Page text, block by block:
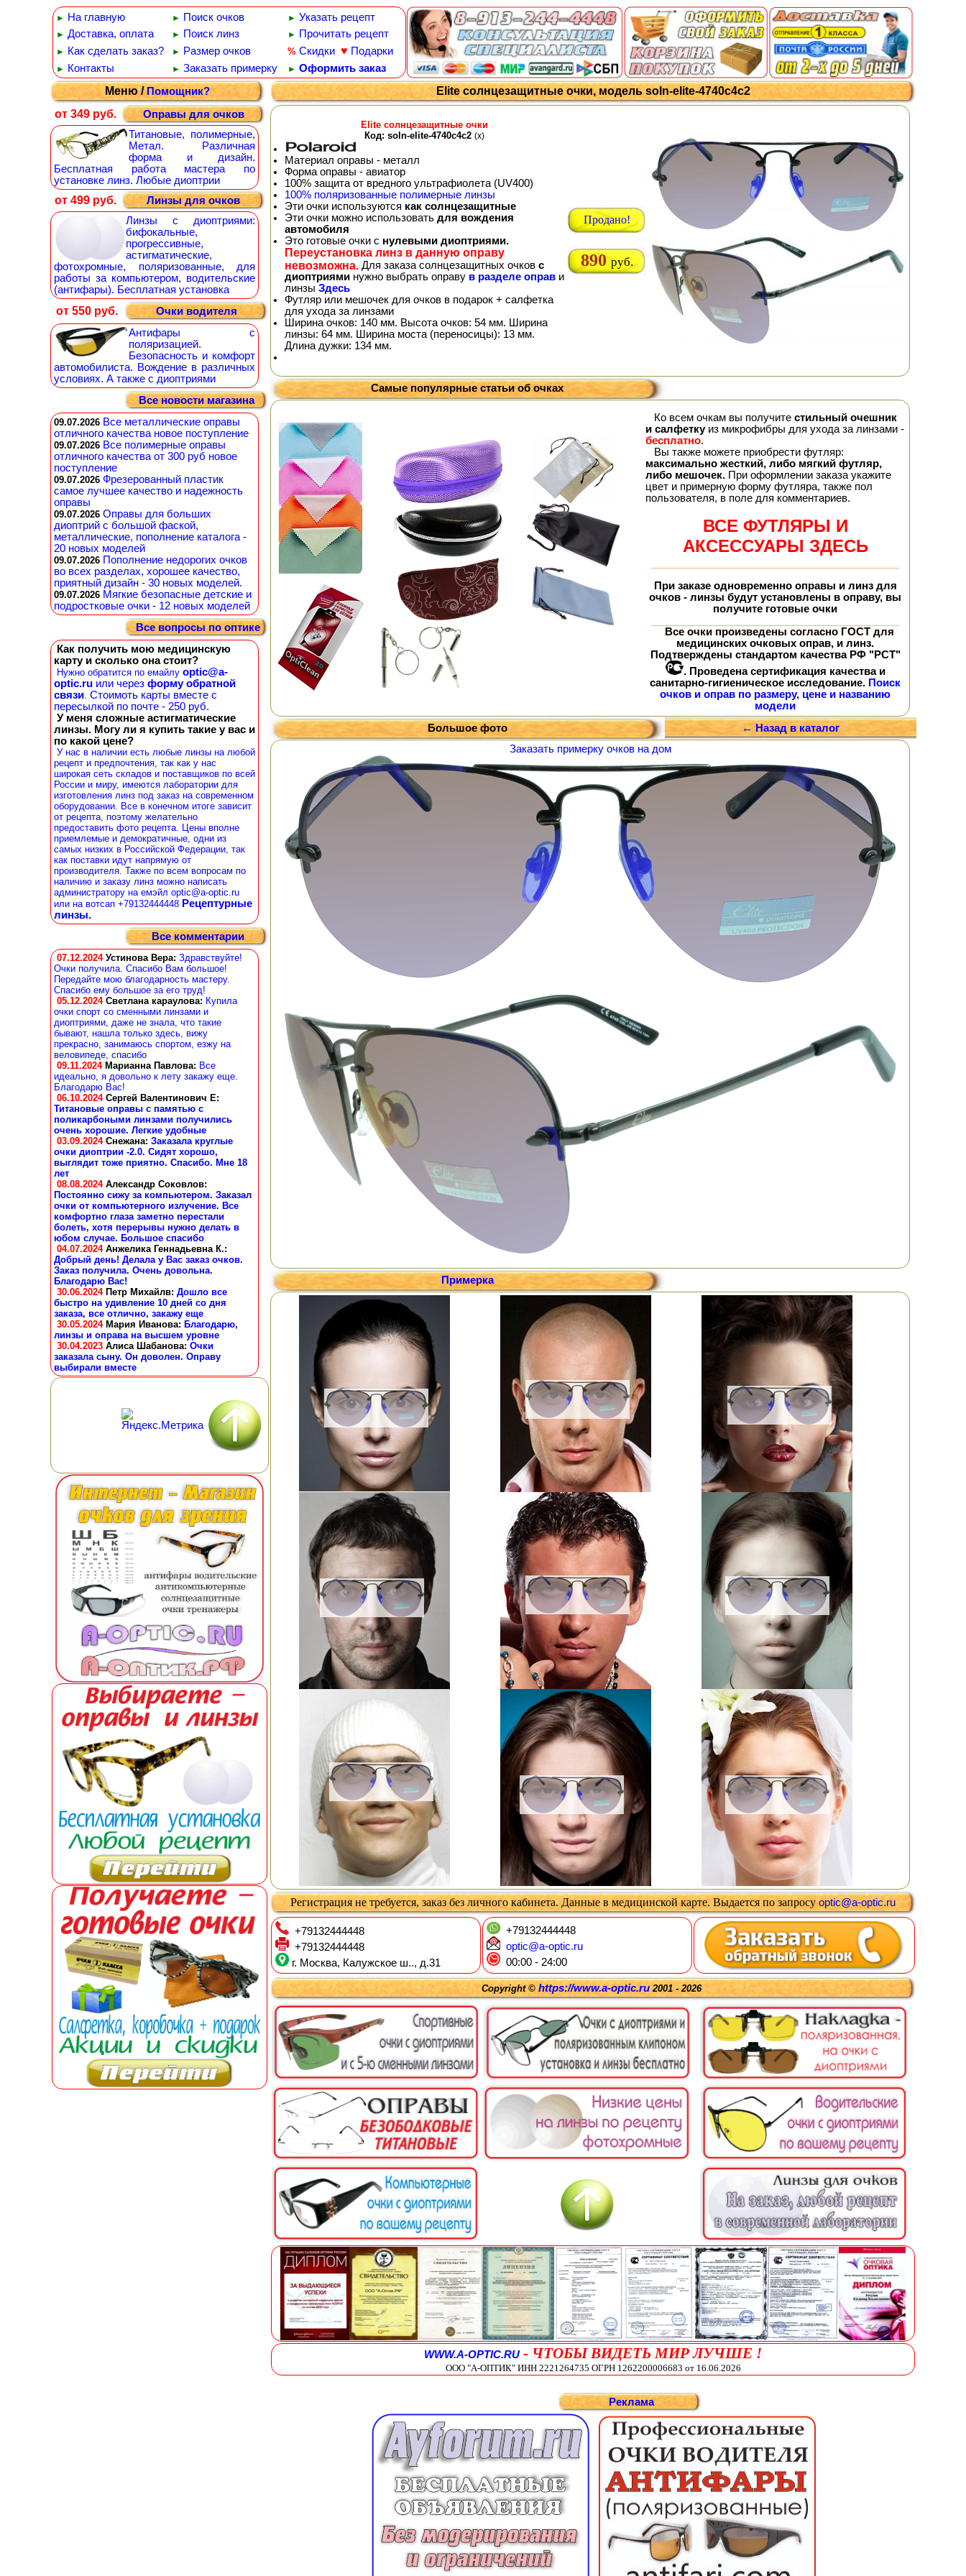
► На главную ► Поиск очков ► Указать рецепт
► Доставка, оплата ► Поиск линз ► Прочитать рецепт
► Как сделать заказ? ► Размер очков % Скидки ♥ Подарки
► Контакты ► Заказать примерку ► Оформить заказ
Меню /Помощник?
от 349 руб.
Оправы для очков
Титановые, полимерные,
Метал. Различная
форма и дизайн.
Бесплатная работа мастера по
установке линз. Любые диоптрии
от 499 руб.
Линзы для очков
Линзы с диоптриями:
бифокальные,
прогрессивные,
астигматические,
фотохромные, поляризованные, для
работы за компьютером, водительские
(антифары). Бесплатная установка
от 550 руб.
Очки водителя
Антифары с
поляризацией.
Безопасность и комфорт
автомобилиста. Вождение в различных
условиях. А также с диоптриями
Все новости магазина
09.07.2026 Все металлические оправы
отличного качества новое поступление
09.07.2026 Все полимерные оправы
отличного качества от 300 руб новое
поступление
09.07.2026 Фрезерованный пластик
самое лучшее качество и надежность
оправы
09.07.2026 Оправы для больших
диоптрий с большой фаской,
металлические, пополнение каталога -
20 новых моделей
09.07.2026 Пополнение недорогих очков
во всех разделах, хорошее качество,
приятный дизайн - 30 новых моделей.
09.07.2026 Мягкие безопасные детские и
подростковые очки - 12 новых моделей
Все вопросы по оптике
Как получить мою медицинскую
карту и сколько она стоит?
Нужно обратится по емайлу optic@a-
optic.ru или через форму обратной
связи. Стоимоть карты вместе с
пересылкой по почте - 250 руб.
У меня сложные астигматические
линзы. Могу ли я купить такие у вас и
по какой цене?
У нас в наличии есть любые линзы на любой
рецепт и предпочтения, так как у нас
широкая сеть складов и поставщиков по всей
России и миру, имеются лаборатории для
изготовления линз под заказ на современном
оборудовании. Все в конечном итоге зависит
от рецепта, поэтому желательно
предоставить фото рецепта. Цены вполне
приемлемые и демократичные, одни из
самых низких в Российской Федерации, так
как поставки идут напрямую от
производителя. Также по всем вопросам по
наличию и заказу линз можно написать
администратору на емэйл optic@a-optic.ru
или на вотсап +79132444448 Рецептурные
линзы.
Все комментарии
07.12.2024 Устинова Вера: Здравствуйте!
Очки получила. Спасибо Вам большое!
Передайте мою благодарность мастеру.
Спасибо ему большое за его труд!
05.12.2024 Светлана караулова: Купила
очки спорт со сменными линзами и
диоптриями, даже не знала, что такие
бывают, нашла только здесь, вижу
прекрасно, занимаюсь спортом, езжу на
веловипеде, спасибо
09.11.2024 Марианна Павлова: Все
идеально, я довольно к лету закажу еще.
Благодарю Вас!
06.10.2024 Сергей Валентинович Е:
Титановые оправы с памятью с
поликарбоными линзами получились
очень хорошие. Легкие удобные
03.09.2024 Снежана: Заказала круглые
очки диоптрии -2.0. Сидят хорошо,
выглядит тоже приятно. Спасибо. Мне 18
лет
08.08.2024 Александр Соковлов:
Постоянно сижу за компьютером. Заказал
очки от компьютерного излучение. Все
комфортно глаза заметно перестали
болеть, хотя перерывы нужно делать в
юбом случае. Большое спасибо
04.07.2024 Анжелика Геннадьевна К.:
Добрый день! Делала у Вас заказ очков.
Заказ получила. Очень довольна.
Благодарю Вас!
30.06.2024 Петр Михайлв: Дошло все
быстро на удивление 10 дней со дня
заказа, все отлично, закажу еще
30.05.2024 Мария Иванова: Благодарю,
линзы и оправа на высшем уровне
30.04.2023 Алиса Шабанова: Очки
заказала сыну. Он доволен. Оправу
выбирали вместе
Elite солнцезащитные очки, модель soln-elite-4740c4c2
Elite солнцезащитные очки
Код: soln-elite-4740c4c2 (x)
Материал оправы - металл
Форма оправы - авиатор
100% защита от вредного ультрафиолета (UV400)
100% поляризованные полимерные линзы
Эти очки используются как солнцезащитные
Эти очки можно использовать для вождения
автомобиля
Это готовые очки с нулевыми диоптриями.
Переустановка линз в данную оправу
невозможна. Для заказа солнцезащитных очков с
диоптриями нужно выбрать оправу в разделе оправ и
линзы Здесь
Футляр или мешочек для очков в подарок + салфетка
для ухода за линзами
Ширина очков: 140 мм. Высота очков: 54 мм. Ширина
линзы: 64 мм. Ширина моста (переносицы): 13 мм.
Длина дужки: 134 мм.
Продано!
890 руб.
Самые популярные статьи об очках
Ко всем очкам вы получите стильный очешник
и салфеткуиз микрофибры для ухода за линзами -
бесплатно.
Вы также можете приобрести футляр:
максимально жесткий, либо мягкий футляр,
либо мешочек. При оформлении заказа укажите
цвет и примерную форму футляра, также пол
пользователя, в поле для комментариев.
ВСЕ ФУТЛЯРЫ И
АКСЕССУАРЫ ЗДЕСЬ
При заказе одновременнооправы и линз для
очков - линзы будут установлены в оправу, вы
получите готовые очки
Все очки произведены согласно ГОСТ для
медицинских очковых оправ, и линз.
Подтверждены стандартом качества РФ "РСТ"
. Проведена сертификация качества и
санитарно-гигиеническое исследование. Поиск
очков и оправ по размеру, цене и названию
модели
Большое фото
← Назад в каталог
Заказать примерку очков на дом
Примерка
Регистрация не требуется, заказ без личного кабинета. Данные в медицинской карте. Выдается по запросуoptic@a-optic.ru
+79132444448
+79132444448
г. Москва, Калужское ш.., д.31
+79132444448
optic@a-optic.ru
00:00 - 24:00
Copyright © https://www.a-optic.ru 2001 - 2026
WWW.A-OPTIC.RU - ЧТОБЫ ВИДЕТЬ МИР ЛУЧШЕ !
ООО "А-ОПТИК" ИНН 2221264735 ОГРН 1262200006683 от 16.06.2026
Реклама